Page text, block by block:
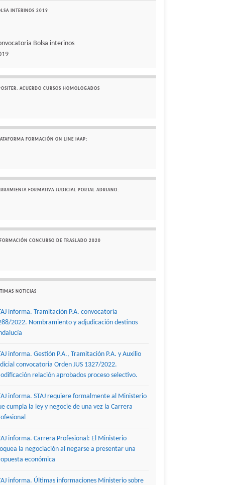
INTERINOS 2019
Bolsa interinos
ACUERDO CURSOS HOMOLOGADOS
FORMACIÓN ON LINE IAAP:
FORMATIVA JUDICIAL PORTAL ADRIANO:
CONCURSO DE TRASLADO 2020
NOTICIAS
informa. Tramitación P.A. convocatoria
2022. Nombramiento y adjudicación destinos
informa. Gestión P.A., Tramitación P.A. y Auxilio
convocatoria Orden JUS 1327/2022.
relación aprobados proceso selectivo.
informa. STAJ requiere formalmente al Ministerio
cumpla la ley y negocie de una vez la Carrera
informa. Carrera Profesional: El Ministerio
la negociación al negarse a presentar una
económica
informa. Últimas informaciones Ministerio sobre